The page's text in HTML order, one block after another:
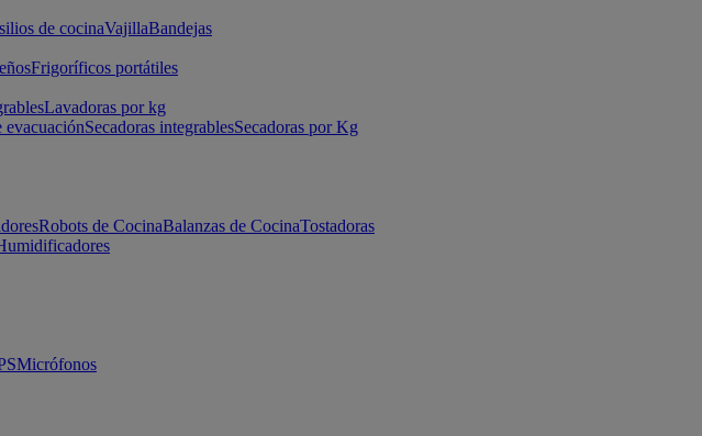
de cocinaVajillaBandejas
Frigoríficos portátiles
Lavadoras por kg
evacuaciónSecadoras integrablesSecadoras por Kg
Robots de CocinaBalanzas de CocinaTostadoras
Micrófonos